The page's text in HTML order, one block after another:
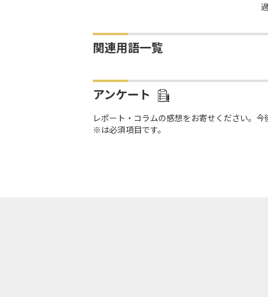
関連用語一覧
アンケート
レポート・コラムの感想をお寄せください。
※は必須項目です。